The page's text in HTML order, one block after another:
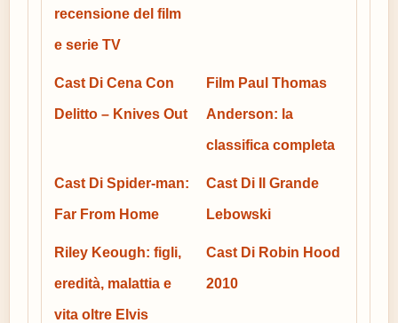
recensione del film
e serie TV
Cast Di Cena Con
Delitto – Knives Out
Film Paul Thomas
Anderson: la
classifica completa
Cast Di Spider-man:
Far From Home
Cast Di Il Grande
Lebowski
Riley Keough: figli,
eredità, malattia e
vita oltre Elvis
Cast Di Robin Hood
2010